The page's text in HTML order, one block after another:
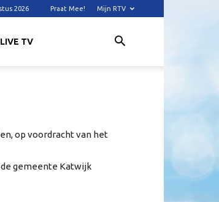
2026 Praat Mee! Mijn RTV
LIVE TV
op voordracht van het
gemeente Katwijk